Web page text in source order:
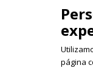
página